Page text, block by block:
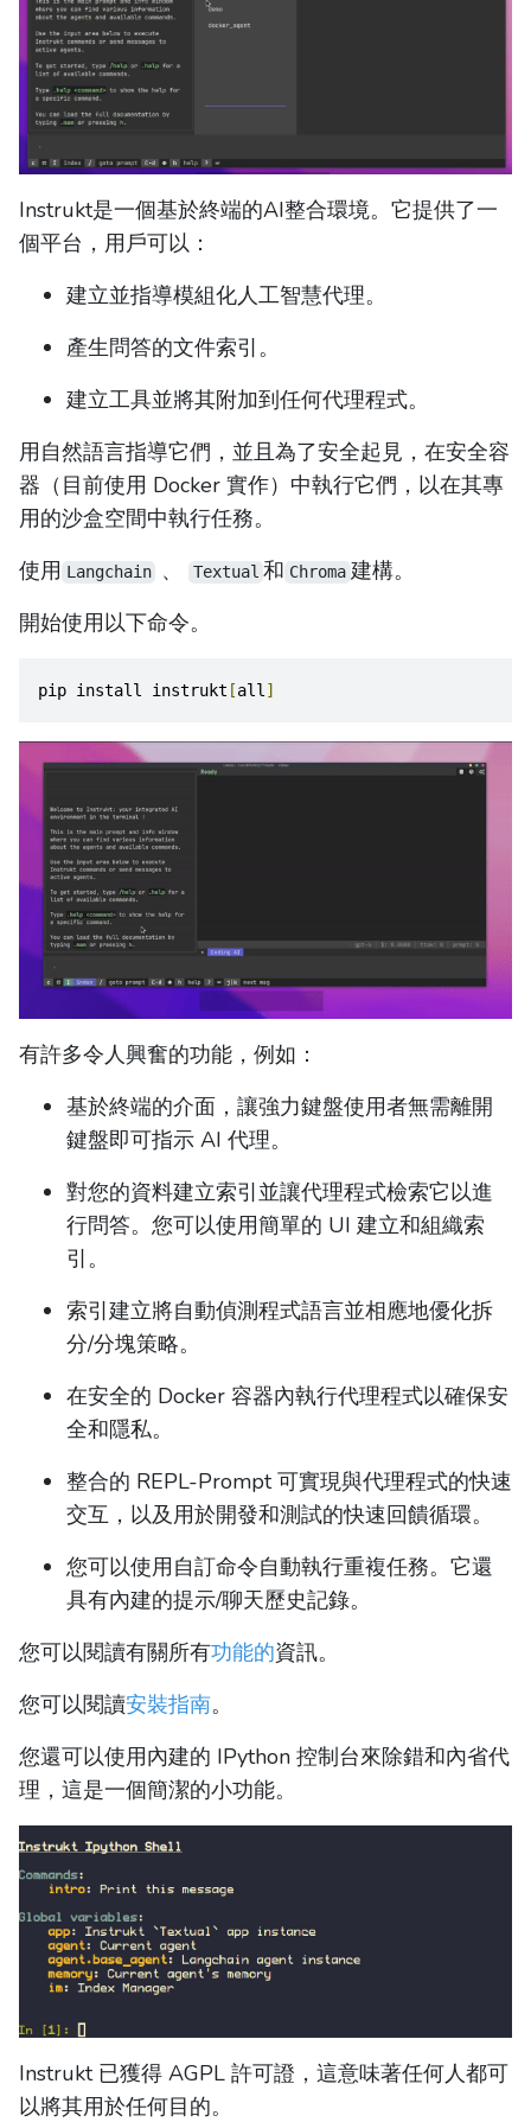
Instrukt是一個基於終端的AI整合環境。它提供了一
個平台，用戶可以：
建立並指導模組化人工智慧代理。
產生問答的文件索引。
建立工具並將其附加到任何代理程式。
用自然語言指導它們，並且為了安全起見，在安全容
器（目前使用 Docker 實作）中執行它們，以在其專
用的沙盒空間中執行任務。
使用 Langchain 、 Textual 和 Chroma 建構。
開始使用以下命令。
pip install instrukt [all ]
有許多令人興奮的功能，例如：
基於終端的介面，讓強力鍵盤使用者無需離開
鍵盤即可指示 AI 代理。
對您的資料建立索引並讓代理程式檢索它以進
行問答。您可以使用簡單的 UI 建立和組織索
引。
索引建立將自動偵測程式語言並相應地優化拆
分/分塊策略。
在安全的 Docker 容器內執行代理程式以確保安
全和隱私。
整合的 REPL-Prompt 可實現與代理程式的快速
交互，以及用於開發和測試的快速回饋循環。
您可以使用自訂命令自動執行重複任務。它還
具有內建的提示/聊天歷史記錄。
您可以閱讀有關所有功能的資訊。
您可以閱讀安裝指南。
您還可以使用內建的 IPython 控制台來除錯和內省代
理，這是一個簡潔的小功能。
Instrukt 已獲得 AGPL 許可證，這意味著任何人都可
以將其用於任何目的。